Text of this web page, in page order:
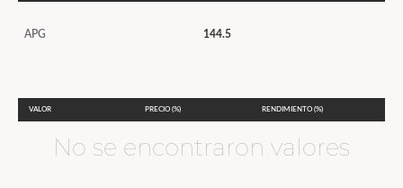
APG 144.5
VALOR PRECIO (%) RENDIMIENTO (%)
No se encontraron valores